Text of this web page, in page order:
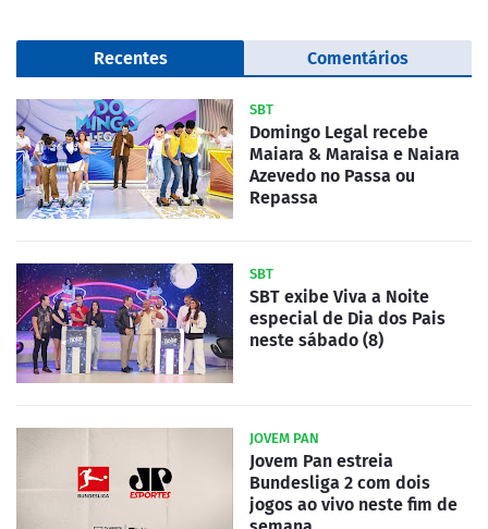
Recentes Comentários
SBT
Domingo Legal recebe
Maiara & Maraisa e Naiara
Azevedo no Passa ou
Repassa
SBT
SBT exibe Viva a Noite
especial de Dia dos Pais
neste sábado (8)
JOVEM PAN
Jovem Pan estreia
Bundesliga 2 com dois
jogos ao vivo neste fim de